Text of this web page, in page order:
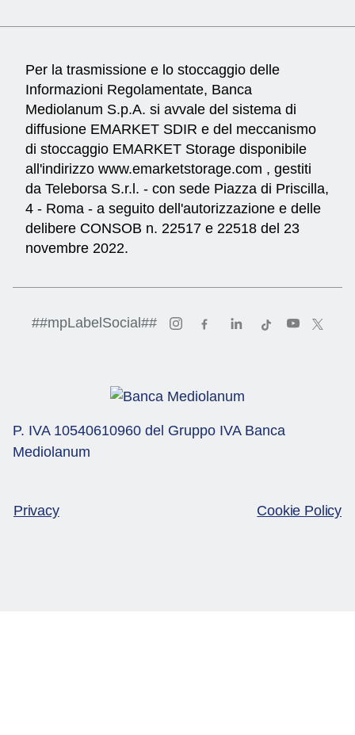
Per la trasmissione e lo stoccaggio delle
Informazioni Regolamentate, Banca
Mediolanum S.p.A. si avvale del sistema di
diffusione EMARKET SDIR e del meccanismo
di stoccaggio EMARKET Storage disponibile
all'indirizzo www.emarketstorage.com , gestiti
da Teleborsa S.r.l. - con sede Piazza di Priscilla,
4 - Roma - a seguito dell'autorizzazione e delle
delibere CONSOB n. 22517 e 22518 del 23
novembre 2022.
##mpLabelSocial## Vai al profilo Instagram di
Vai al profilo
Vai al profilo
Vai alVai al
P. IVA 10540610960 del Gruppo IVA Banca
Mediolanum
Privacy Cookie Policy